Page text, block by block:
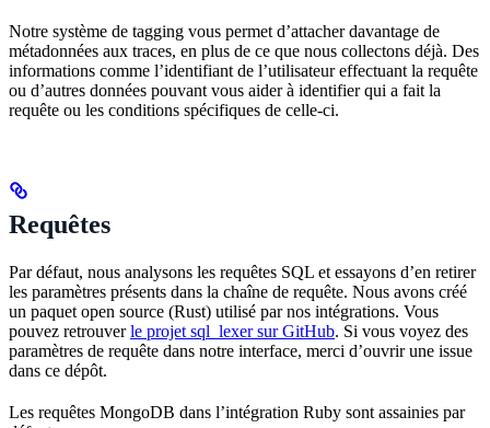
Notre système de tagging vous permet d’attacher davantage de
métadonnées aux traces, en plus de ce que nous collectons déjà. Des
informations comme l’identifiant de l’utilisateur effectuant la requête
ou d’autres données pouvant vous aider à identifier qui a fait la
requête ou les conditions spécifiques de celle-ci.
Requêtes
Par défaut, nous analysons les requêtes SQL et essayons d’en retirer
les paramètres présents dans la chaîne de requête. Nous avons créé
un paquet open source (Rust) utilisé par nos intégrations. Vous
pouvez retrouverle projet sql_lexer sur GitHub. Si vous voyez des
paramètres de requête dans notre interface, merci d’ouvrir une issue
dans ce dépôt.
Les requêtes MongoDB dans l’intégration Ruby sont assainies par